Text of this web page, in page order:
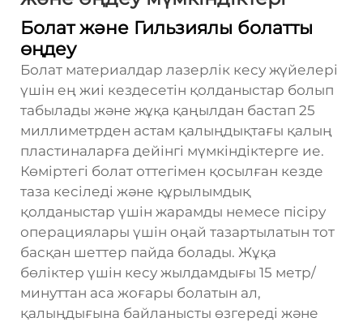
Болат және Гильзиялы болатты
өңдеу
Болат материалдар лазерлік кесу жүйелері
үшін ең жиі кездесетін қолданыстар болып
табылады және жұқа қаңылдан бастап 25
миллиметрден астам қалыңдықтағы қалың
пластиналарға дейінгі мүмкіндіктерге ие.
Көміртегі болат оттегімен қосылған кезде
таза кесіледі және құрылымдық
қолданыстар үшін жарамды немесе пісіру
операциялары үшін оңай тазартылатын тот
басқан шеттер пайда болады. Жұқа
бөліктер үшін кесу жылдамдығы 15 метр/
минуттан аса жоғары болатын ал,
қалыңдығына байланысты өзгереді және